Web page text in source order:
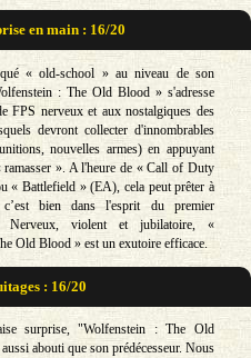
en main : 16/20
« old-school » au niveau de son
: The Old Blood » s'adresse
FPS nerveux et aux nostalgiques des
devront collecter d'innombrables
nouvelles armes) en appuyant
ramasser ». A l'heure de « Call of Duty
« Battlefield » (EA), cela peut prêter à
bien dans l'esprit du premier
Nerveux, violent et jubilatoire, «
Old Blood » est un exutoire efficace.
: 16/20
surprise, "Wolfenstein : The Old
abouti que son prédécesseur. Nous